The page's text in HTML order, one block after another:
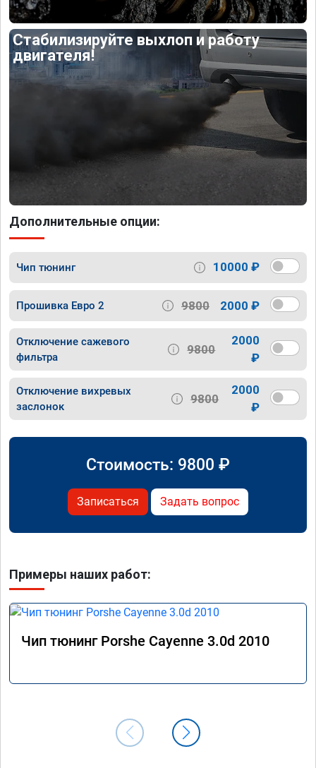
Стабилизируйте выхлоп и работу
двигателя!
Дополнительные опции:
Чип тюнинг 10000 ₽
Прошивка Евро 2 9800 2000 ₽
Отключение сажевого
фильтра
9800
2000
₽
Отключение вихревых
заслонок
9800
2000
₽
Стоимость: 9800 ₽
Записаться Задать вопрос
Примеры наших работ:
Чип тюнинг Porshe Cayenne 3.0d 2010